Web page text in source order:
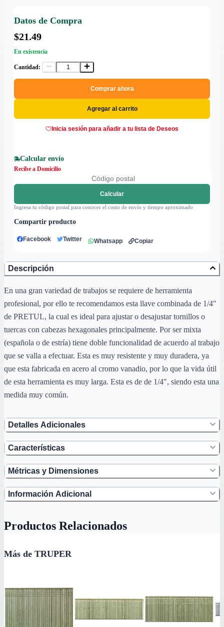
Datos de Compra
$21.49
En existencia
Cantidad:
Comprar ahora
Agregar al carrito
Inicia sesión para añadir a tu lista de Deseos
Calcular envío
Recibe a Domicilio
Calcular
Ingresa tu código postal para conocer el costo de envío y tiempo aproximado
Compartir producto
Facebook Twitter Whatsapp Copiar
Descripción
En una gran variedad de trabajos se requiere de herramienta
profesional, por ello te recomendamos esta llave combinada de 1/4"
de PRETUL, la cual es ideal para ajustar o desajustar tornillos o
tuercas con cabezas hexagonales principalmente. Por ser mixta
(española o de estría) tiene doble funcionalidad de acuerdo al trabajo
que se valla a efectuar. Esta es muy resistente y muy duradera, ya
que esta fabricada en acero al cromo vanadio, por lo que la vida útil
de esta herramienta es muy larga. Esta es de de 1/4", siendo esta una
medida muy común.
Detalles Adicionales
Características
Métricas y Dimensiones
Información Adicional
Productos Relacionados
Más de TRUPER